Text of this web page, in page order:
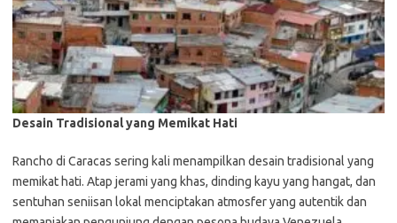
Desain Tradisional yang Memikat Hati
Rancho di Caracas sering kali menampilkan desain tradisional yang
memikat hati. Atap jerami yang khas, dinding kayu yang hangat, dan
sentuhan seniisan lokal menciptakan atmosfer yang autentik dan